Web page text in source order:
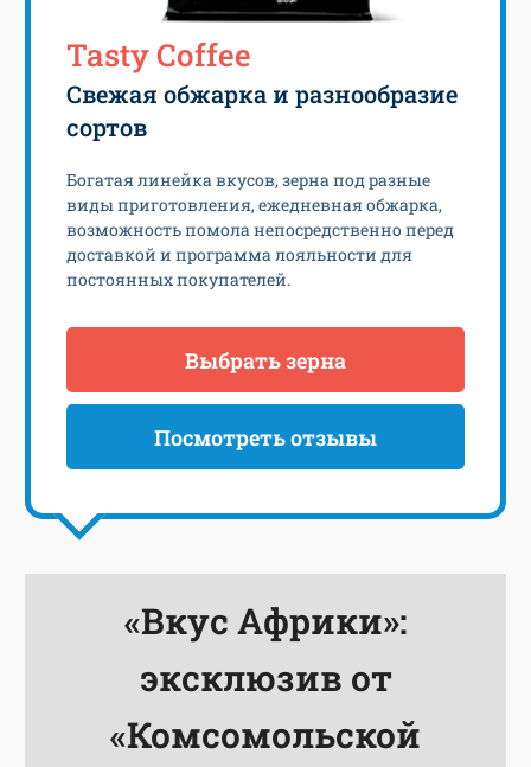
Tasty Coffee
Свежая обжарка и разнообразие
сортов
Богатая линейка вкусов, зерна под разные
виды приготовления, ежедневная обжарка,
возможность помола непосредственно перед
доставкой и программа лояльности для
постоянных покупателей.
Выбрать зерна
Посмотреть отзывы
«Вкус Африки»:
эксклюзив от
«Комсомольской